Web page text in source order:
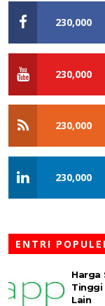
230,000
230,000
230,000
230,000
ENTRI
Harga
Tinggi
Lain